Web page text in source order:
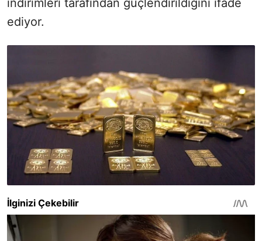
indirimleri tarafından güçlendirildiğini ifade
ediyor.